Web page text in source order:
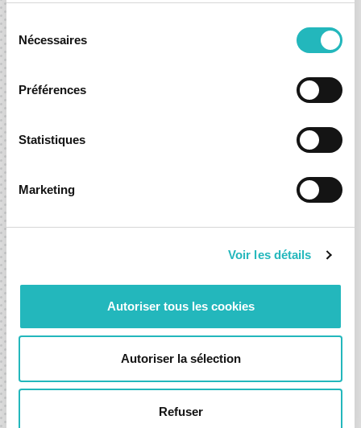
Nécessaires
Préférences
Statistiques
Marketing
Voir les détails
Autoriser tous les cookies
Autoriser la sélection
Refuser
Fale connosco e dê o próximo
passo com confiança.
Quer esteja a explorar uma nova ideia ou a procurar
acelerar uma já existente, estamos aqui para o ajudar a
ONDE NOS ENCONTRAR?